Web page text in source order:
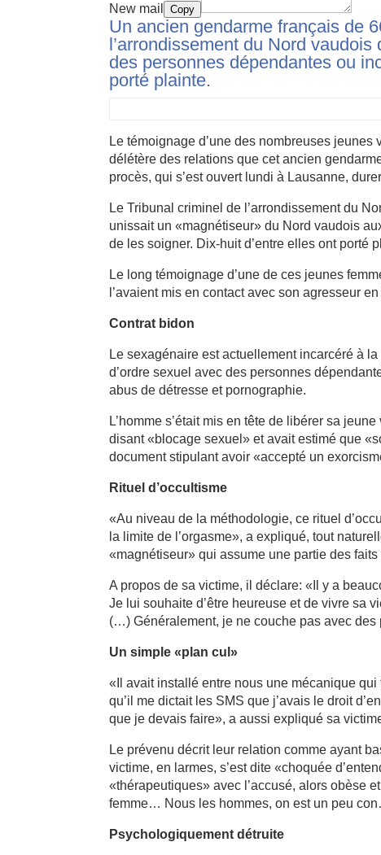
New mail Copy
Un ancien gendarme français de
l’arrondissement du Nord
des personnes dépendantes ou
porté plainte.
Le témoignage d’une des nombreuses
délétère des relations que cet ancien
procès, qui s’est ouvert lundi à Lausanne,
Le Tribunal criminel de l’arrondissement du
unissait un «magnétiseur» du Nord vaudois
de les soigner. Dix-huit d’entre elles ont porté
Le long témoignage d’une de ces jeunes
l’avaient mis en contact avec son agresseur
Contrat bidon
Le sexagénaire est actuellement incarcéré à
d’ordre sexuel avec des personnes
abus de détresse et pornographie.
L’homme s’était mis en tête de libérer sa
disant «blocage sexuel» et avait estimé que
document stipulant avoir «accepté un
Rituel d’occultisme
«Au niveau de la méthodologie, ce rituel
la limite de l’orgasme», a expliqué, tout
«magnétiseur» qui assume une partie des faits
A propos de sa victime, il déclare: «Il y a
Je lui souhaite d’être heureuse et de vivre sa
(…) Généralement, je ne couche pas avec des
Un simple «plan cul»
«Il avait installé entre nous une mécanique
qu’il me dictait les SMS que j’avais le droit
que je devais faire», a aussi expliqué sa
Le prévenu décrit leur relation comme ayant
victime, en larmes, s’est dite «choquée
«thérapeutiques» avec l’accusé, alors obèse
femme… Nous les hommes, on est un peu
Psychologiquement détruite